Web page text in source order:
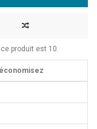
produit est 10.